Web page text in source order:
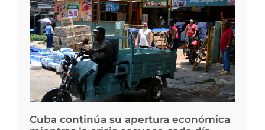
Cuba continúa su apertura económica